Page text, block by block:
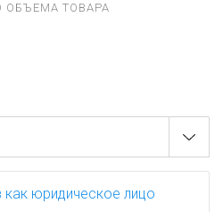
ОБЪЕМА ТОВАРА
юридическое лицо